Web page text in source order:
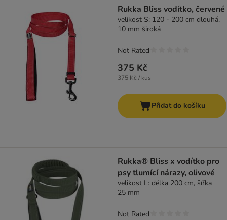
Rukka Bliss vodítko, červené
velikost S: 120 - 200 cm dlouhá,
10 mm široká
375 Kč
375 Kč / kus
Not Rated
Přidat do košíku
Rukka® Bliss x vodítko pro
psy tlumící nárazy, olivové
velikost L: délka 200 cm, šířka
25 mm
Not Rated